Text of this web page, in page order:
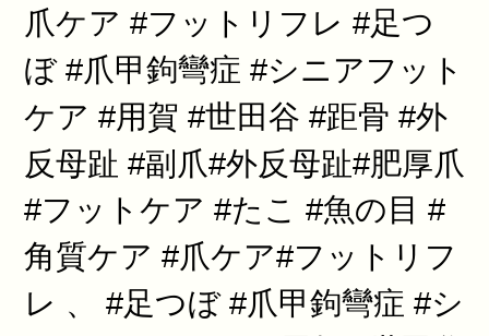
爪ケア #フットリフレ #足つ
ぼ #爪甲鉤彎症 #シニアフット
ケア #用賀 #世田谷 #距骨 #外
反母趾 #副爪#外反母趾#肥厚爪
#フットケア #たこ #魚の目 #
角質ケア #爪ケア#フットリフ
レ 、 #足つぼ #爪甲鉤彎症 #シ